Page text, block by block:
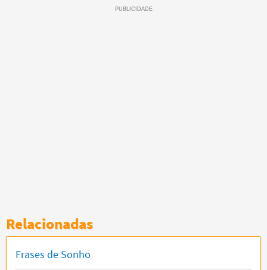
Relacionadas
Frases de Sonho